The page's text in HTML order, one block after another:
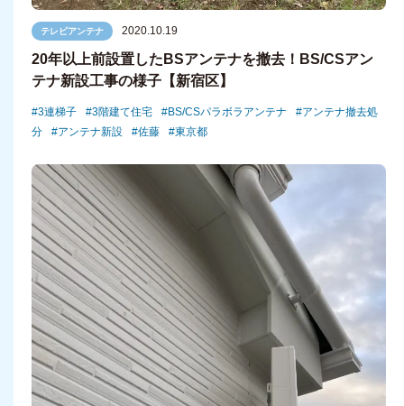
テレビアンテナ 2020.10.19
20年以上前設置したBSアンテナを撤去！BS/CSアン
テナ新設工事の様子【新宿区】
3連梯子 3階建て住宅 BS/CSパラボラアンテナ
アンテナ撤去処
分
アンテナ新設 佐藤 東京都